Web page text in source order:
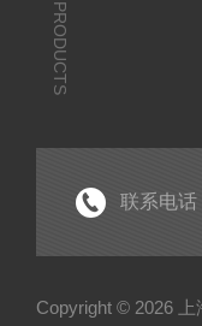
PRODUCTS
联系电
Copyright © 2026